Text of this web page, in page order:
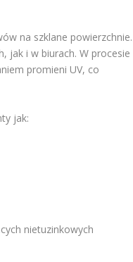
na szklane powierzchnie.
jak i w biurach. W procesie
promieni UV, co
jak:
nietuzinkowych